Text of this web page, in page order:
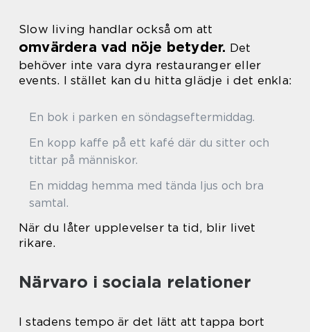
Slow living handlar också om att
omvärdera vad nöje betyder. Det
behöver inte vara dyra restauranger eller
events. I stället kan du hitta glädje i det enkla:
En bok i parken en söndagseftermiddag.
En kopp kaffe på ett kafé där du sitter och
tittar på människor.
En middag hemma med tända ljus och bra
samtal.
När du låter upplevelser ta tid, blir livet
rikare.
Närvaro i sociala relationer
I stadens tempo är det lätt att tappa bort